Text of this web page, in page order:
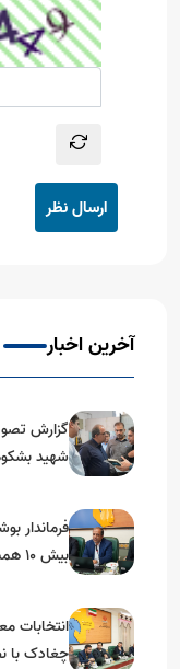
ارسال نظر
آخرین اخبار
گزارش
شهید
بیش ۱۰ همت در سطح شهرستان
انتخابات
چغادک با